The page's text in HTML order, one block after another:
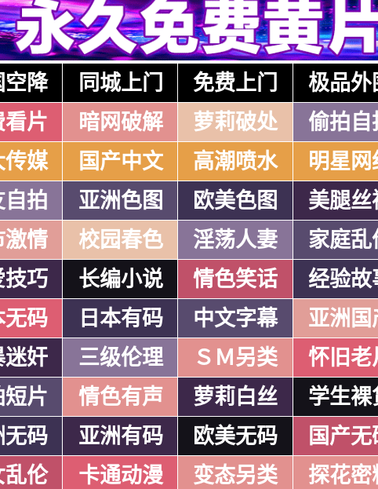
空降 同城上门 免费上门 极品外
看片 暗网破解 萝莉破处 偷拍自
传媒 国产中文 高潮喷水 明星网
自拍 亚洲色图 欧美色图 美腿丝
激情 校园春色 淫荡人妻 家庭乱
技巧 长编小说 情色笑话 经验故
无码 日本有码 中文字幕 亚洲国
迷奸 三级伦理 ＳＭ另类 怀旧老
短片 情色有声 萝莉白丝 学生裸
无码 亚洲有码 欧美无码 国产无
乱伦 卡通动漫 变态另类 探花密